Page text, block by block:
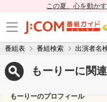
この夏、心を動か
番組表 番組検索 出演者名
もーりーに関
もーりーのプロフィール